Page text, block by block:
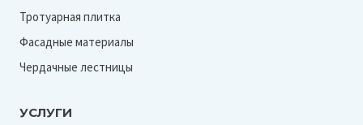
Тротуарная плитка
Фасадные материалы
Чердачные лестницы
УСЛУГИ